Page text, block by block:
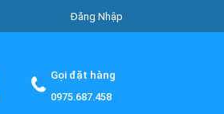
Đăng Nhập
Gọi đặt hàng
0975.687.458